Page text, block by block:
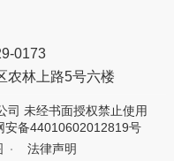
0173
农林上路5号六楼
司 未经书面授权禁止使用
安备44010602012819号
法律声明